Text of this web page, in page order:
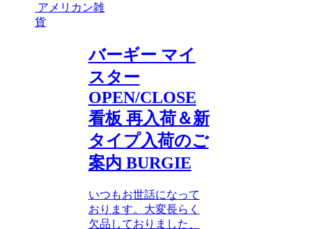
アメリカン雑
貨
バーギー マイ
スター
OPEN/CLOSE
看板 再入荷＆新
タイプ入荷のご
案内 BURGIE
いつもお世話になって
おります。大変長らく
欠品しておりました、